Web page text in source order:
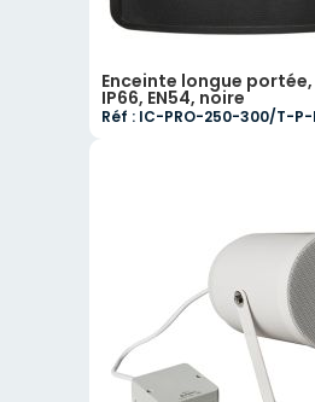
Enceinte longue portée,
IP66, EN54, noire
Réf : IC-PRO-250-300/T-P-